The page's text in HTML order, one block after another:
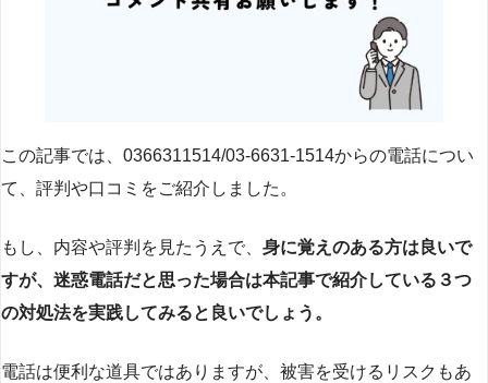
この記事では、0366311514/03-6631-1514からの電話につい
て、評判や口コミをご紹介しました。
もし、内容や評判を見たうえで、 身に覚えのある方は良いで
すが、迷惑電話だと思った場合は本記事で紹介している３つ
の対処法を実践してみると良いでしょう。
電話は便利な道具ではありますが、被害を受けるリスクもあ